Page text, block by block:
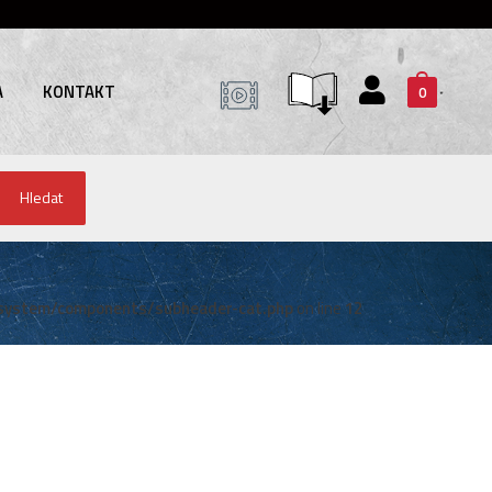
KONTAKT 0
Hledat
components/subheader-cat.phpon line12